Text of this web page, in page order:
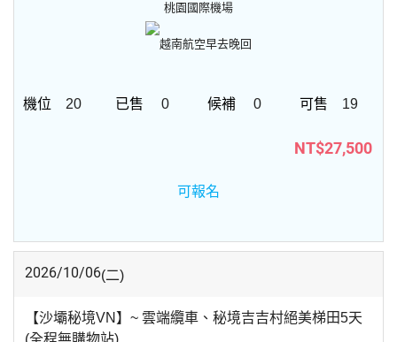
桃園國際機場
越南航空早去晚回
20 0 0 19
NT$27,500
可報名
2026/10/06(二)
【沙壩秘境VN】~ 雲端纜車、秘境吉吉村絕美梯田5天